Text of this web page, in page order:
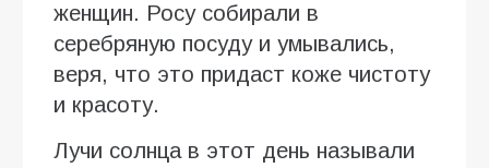
женщин. Росу собирали в
серебряную посуду и умывались,
веря, что это придаст коже чистоту
и красоту.
Лучи солнца в этот день называли